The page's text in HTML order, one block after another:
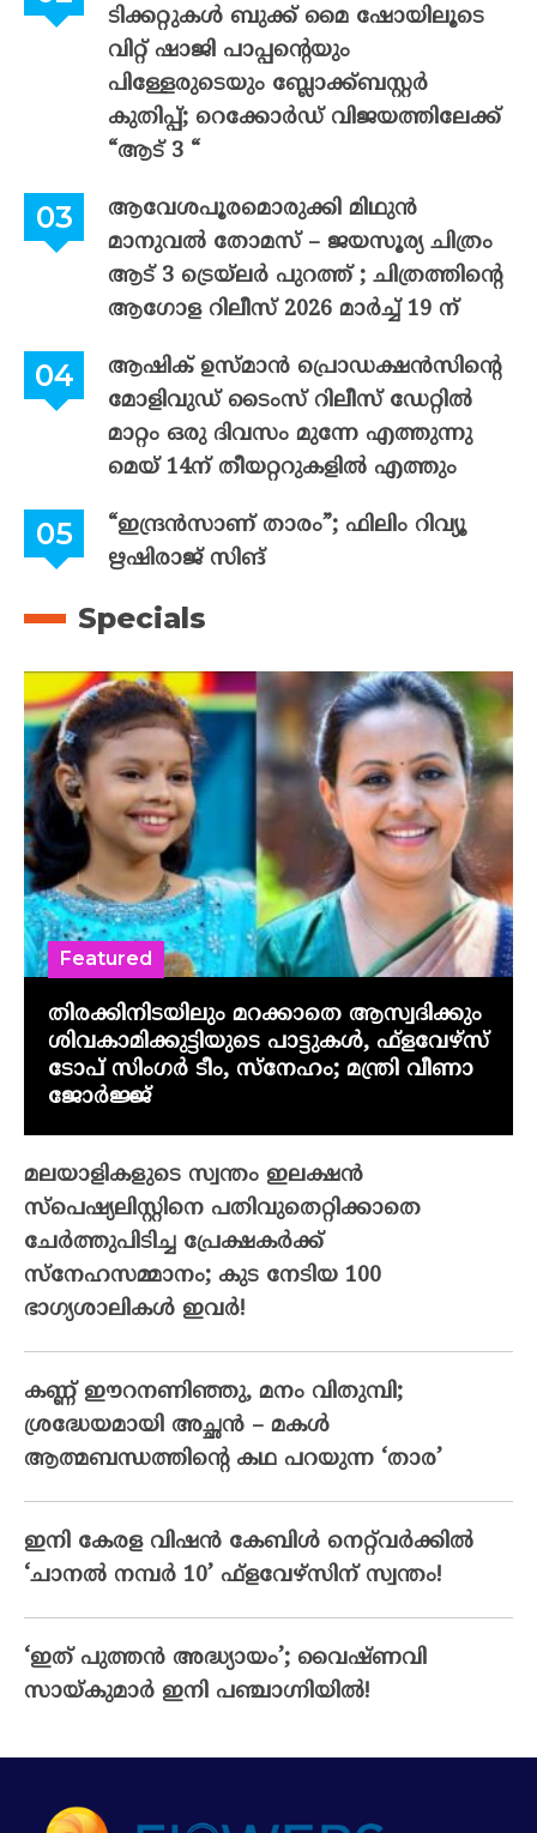
ടിക്കറ്റുകൾ ബുക്ക് മൈ ഷോയിലൂടെ
വിറ്റ് ഷാജി പാപ്പന്റെയും
പിള്ളേരുടെയും ബ്ലോക്ക്ബസ്റ്റർ
കുതിപ്പ്; റെക്കോർഡ് വിജയത്തിലേക്ക്
“ആട് 3 “
ആവേശപൂരമൊരുക്കി മിഥുൻ
മാനുവൽ തോമസ് – ജയസൂര്യ ചിത്രം
ആട് 3 ട്രെയ്‌ലർ പുറത്ത് ; ചിത്രത്തിന്റെ
ആഗോള റിലീസ് 2026 മാർച്ച് 19 ന്
ആഷിക് ഉസ്മാൻ പ്രൊഡക്ഷൻസിന്റെ
മോളിവുഡ് ടൈംസ് റിലീസ് ഡേറ്റിൽ
മാറ്റം ഒരു ദിവസം മുന്നേ എത്തുന്നു
മെയ് 14ന് തീയറ്ററുകളിൽ എത്തും
“ഇന്ദ്രൻസാണ് താരം”; ഫിലിം റിവ്യൂ
ഋഷിരാജ് സിങ്
Specials
തിരക്കിനിടയിലും മറക്കാതെ ആസ്വദിക്കും
ശിവകാമിക്കുട്ടിയുടെ പാട്ടുകൾ, ഫ്‌ളവേഴ്‌സ്
ടോപ് സിംഗർ ടീം, സ്നേഹം; മന്ത്രി വീണാ
ജോർജ്ജ്
Featured
മലയാളികളുടെ സ്വന്തം ഇലക്ഷന്‍
സ്‌പെഷ്യലിസ്റ്റിനെ പതിവുതെറ്റിക്കാതെ
ചേര്‍ത്തുപിടിച്ച പ്രേക്ഷകര്‍ക്ക്
സ്‌നേഹസമ്മാനം; കുട നേടിയ 100
ഭാഗ്യശാലികള്‍ ഇവര്‍!
കണ്ണ് ഈറനണിഞ്ഞു, മനം വിതുമ്പി;
ശ്രദ്ധേയമായി അച്ഛൻ – മകൾ
ആത്മബന്ധത്തിന്റെ കഥ പറയുന്ന ‘താര’
ഇനി കേരള വിഷൻ കേബിൾ നെറ്റ്‌വർക്കിൽ
‘ചാനൽ നമ്പർ 10’ ഫ്‌ളവേഴ്‌സിന് സ്വന്തം!
‘ഇത് പുത്തൻ അദ്ധ്യായം’; വൈഷ്‌ണവി
സായ്‌കുമാർ ഇനി പഞ്ചാഗ്നിയിൽ!